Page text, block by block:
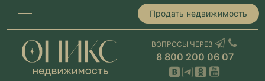
Продать недвижимость
ВОПРОСЫ ЧЕРЕЗ
8 800 200 06 07